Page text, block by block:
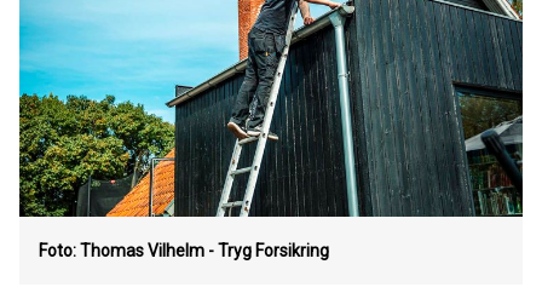
Foto: Thomas Vilhelm - Tryg Forsikring